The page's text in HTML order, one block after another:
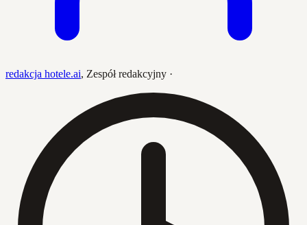
redakcja hotele.ai, Zespół redakcyjny ·